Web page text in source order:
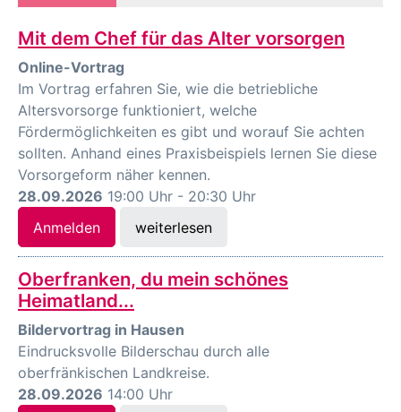
Mit dem Chef für das Alter vorsorgen
Online-Vortrag
Im Vortrag erfahren Sie, wie die betriebliche
Altersvorsorge funktioniert, welche
Fördermöglichkeiten es gibt und worauf Sie achten
sollten. Anhand eines Praxisbeispiels lernen Sie diese
Vorsorgeform näher kennen.
28.09.2026 19:00 Uhr - 20:30 Uhr
Anmelden
weiterlesen
Oberfranken, du mein schönes
Heimatland...
Bildervortrag in Hausen
Eindrucksvolle Bilderschau durch alle
oberfränkischen Landkreise.
28.09.2026 14:00 Uhr